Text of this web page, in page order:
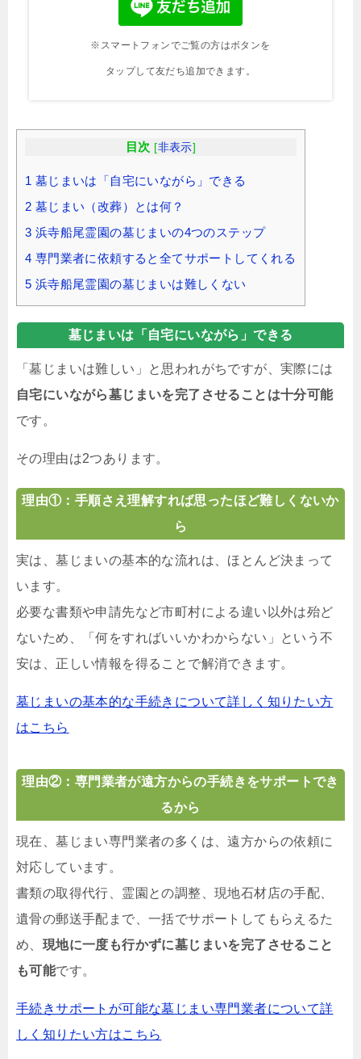
※スマートフォンでご覧の方はボタンを
タップして友だち追加できます。
目次 [非表示]
1 墓じまいは「自宅にいながら」できる
2 墓じまい（改葬）とは何？
3 浜寺船尾霊園の墓じまいの4つのステップ
4 専門業者に依頼すると全てサポートしてくれる
5 浜寺船尾霊園の墓じまいは難しくない
墓じまいは「自宅にいながら」できる
「墓じまいは難しい」と思われがちですが、実際には
自宅にいながら墓じまいを完了させることは十分可能
です。
その理由は2つあります。
理由①：手順さえ理解すれば思ったほど難しくないか
ら
実は、墓じまいの基本的な流れは、ほとんど決まって
います。
必要な書類や申請先など市町村による違い以外は殆ど
ないため、「何をすればいいかわからない」という不
安は、正しい情報を得ることで解消できます。
墓じまいの基本的な手続きについて詳しく知りたい方
はこちら
理由②：専門業者が遠方からの手続きをサポートでき
るから
現在、墓じまい専門業者の多くは、遠方からの依頼に
対応しています。
書類の取得代行、霊園との調整、現地石材店の手配、
遺骨の郵送手配まで、一括でサポートしてもらえるた
め、 現地に一度も行かずに墓じまいを完了させること
も可能です。
手続きサポートが可能な墓じまい専門業者について詳
しく知りたい方はこちら